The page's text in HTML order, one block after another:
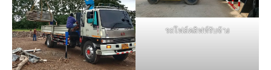
รถโฟล์คลิฟท์รับจ้าง